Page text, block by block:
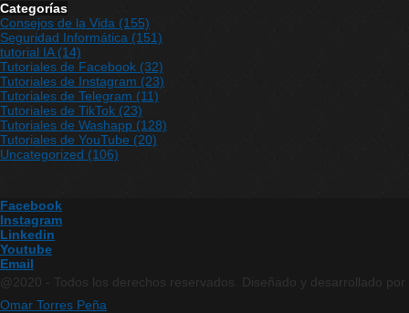
Categorías
Consejos de la Vida (155)
Seguridad Informática (151)
tutorial IA (14)
Tutoriales de Facebook (32)
Tutoriales de Instagram (23)
Tutoriales de Telegram (11)
Tutoriales de TikTok (23)
Tutoriales de Washapp (128)
Tutoriales de YouTube (20)
Uncategorized (106)
Facebook
Instagram
Linkedin
Youtube
Email
@2020 - Todos los derechos reservados. Diseñado y desarrollado por
Omar Torres Peña